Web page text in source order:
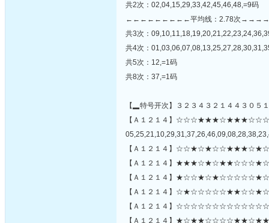
共2次：02,04,15,29,33,42,45,46,48,=9码
←←←←←←←←←平均线：2.78次
共3次：
共4次：
共5次：12,=1码
共8次：37,=1码
【▂特号开次】３２３４３２１４４３０５
【Ａ１２１４】
【Ａ１２１４】
【Ａ１２１４】
【Ａ１２１４】
【Ａ１２１４】
【Ａ１２１４】
【Ａ１２１４】